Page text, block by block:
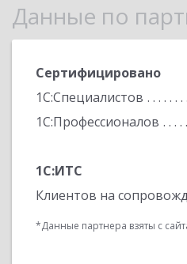
Данные по
Сертифицировано
1С:Специалистов
1С:Профессионалов
1С:ИТС
Клиентов на
*Данные партнера взяты с